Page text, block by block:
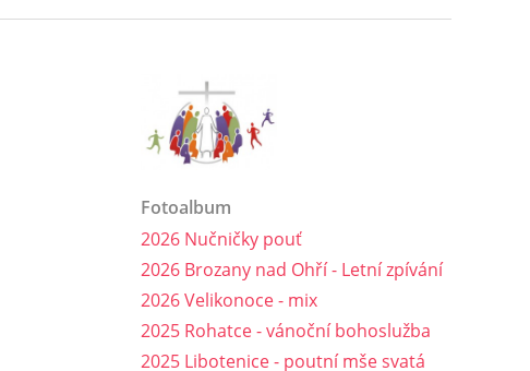
Fotoalbum
2026 Nučničky pouť
2026 Brozany nad Ohří - Letní zpívání
2026 Velikonoce - mix
2025 Rohatce - vánoční bohoslužba
2025 Libotenice - poutní mše svatá